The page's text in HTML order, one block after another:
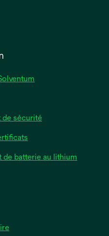
de sécurité
un
de batterie au lithium